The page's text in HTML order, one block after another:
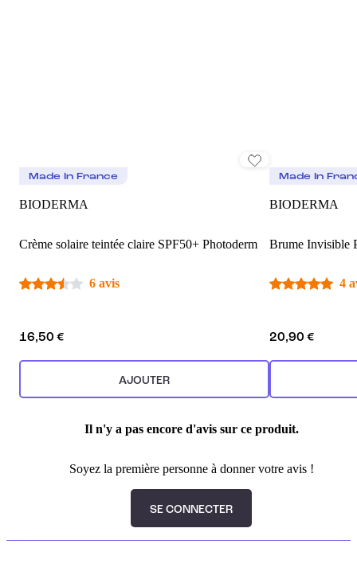
Made In France
BIODERMA
Crème solaire teintée claire SPF50+ Photoderm
6 avis
16,50 €
AJOUTER
Made In
BIODERMA
Brume Invisible
4
20,90 €
Il n'y a pas encore d'avis sur ce produit.
Soyez la première personne à donner votre avis !
SE CONNECTER